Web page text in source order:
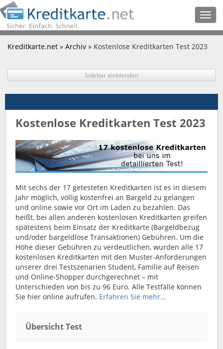
Kreditkarte.net » Archiv » Kostenlose Kreditkarten Test 2023
Sidebar einblenden
Kostenlose Kreditkarten Test 2023
Mit sechs der 17 getesteten Kreditkarten ist es in diesem
Jahr möglich, völlig kostenfrei an Bargeld zu gelangen
und online sowie vor Ort im Laden zu bezahlen. Das
heißt, bei allen anderen kostenlosen Kreditkarten greifen
spätestens beim Einsatz der Kreditkarte (Bargeldbezug
und/oder bargeldlose Transaktionen) Gebühren. Um die
Höhe dieser Gebühren zu verdeutlichen, wurden alle 17
kostenlosen Kreditkarten mit den Muster-Anforderungen
unserer drei Testszenarien Student, Familie auf Reisen
und Online-Shopper durchgerechnet – mit
Unterschieden von bis zu 96 Euro. Alle Testfälle können
Sie hier online aufrufen. Erfahren Sie mehr…
Übersicht Test